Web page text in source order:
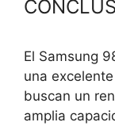
El Samsung
una
buscan un
amplia